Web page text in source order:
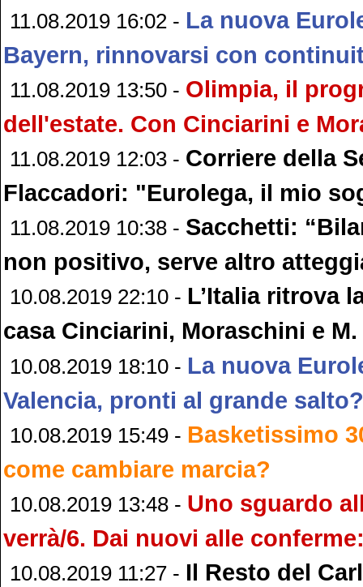
11.08.2019 16:02 - La nuova
Bayern, rinnovarsi con
11.08.2019 13:50 - Olimpia, il
dell'estate. Con Cinciarini e
11.08.2019 12:03 - Corriere della
Flaccadori: "Eurolega, il mio
11.08.2019 10:38 - Sacchetti:
non positivo, serve altro
10.08.2019 22:10 - L’Italia ritrova
casa Cinciarini, Moraschini e
10.08.2019 18:10 - La nuova
Valencia, pronti al grande salto?
10.08.2019 15:49 - Basketissimo
come cambiare marcia?
10.08.2019 13:48 - Uno sguardo
verrà/6. Dai nuovi alle
10.08.2019 11:27 - Il Resto del